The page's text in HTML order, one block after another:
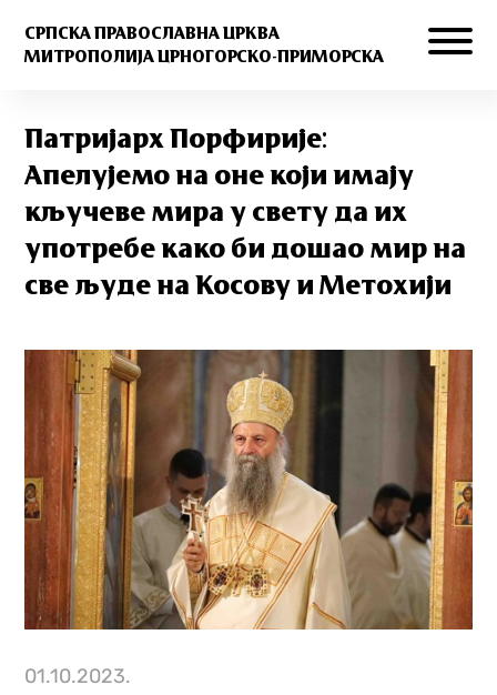
СРПСКА ПРАВОСЛАВНА ЦРКВА
МИТРОПОЛИЈА ЦРНОГОРСКО-ПРИМОРСКА
Патријарх Порфирије:
Апелујемо на оне који имају
кључеве мира у свету да их
употребе како би дошао мир на
све људе на Косову и Метохији
01.10.2023.